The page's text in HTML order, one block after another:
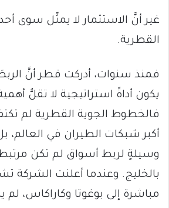
غير أنَّ الاستثمار لا يمثّل سوى
القطرية.
فمنذ سنوات، أدركت قطر أنَّ
يكون أداةً استراتيجية لا تقلُّ
فالخطوط الجوية القطرية لم
أكبر شبكات الطيران في العالم،
وسيلةٍ لربط أسواق لم تكن
بالخليج. وعندما أعلنت الشركة
مباشرة إلى بوغوتا وكاراكاس، لم